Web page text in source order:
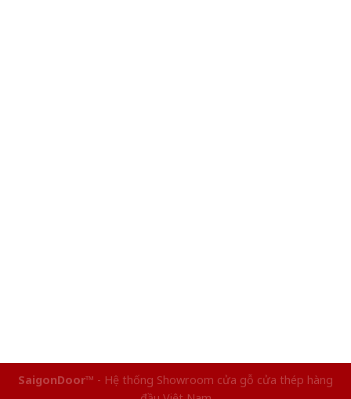
SaigonDoor™ - Hệ thống Showroom cửa gỗ cửa thép hàng